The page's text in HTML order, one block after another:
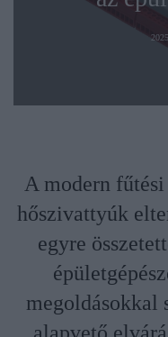
A modern fűtési
hőszivattyúk
egyre
megoldásokkal